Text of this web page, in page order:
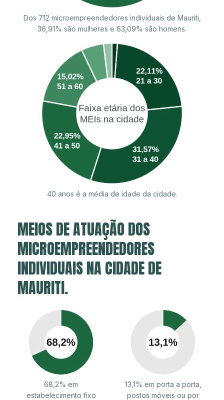
Dos 712 microempreendedores individuais de Mauriti,
36,91% são mulheres e 63,09% são homens.
40 anos é a média de idade da cidade.
MEIOS DE ATUAÇÃO DOS
MICROEMPREENDEDORES
INDIVIDUAIS NA CIDADE DE
MAURITI.
68,2% em
estabelecimento fixo
13,1% em porta a porta,
postos móveis ou por